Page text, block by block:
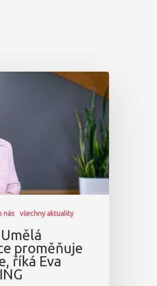
nás všechny aktuality
proměňuje
říká Eva